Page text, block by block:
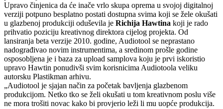
Upravo činjenica da će inače vrlo skupa oprema u svojoj digitalnoj
verziji potpuno besplatno postati dostupna svima koji se žele okušati
u glazbenoj produkciji oduševila je Richija Hawtina koji je rado
prihvatio poziciju kreativnog direktora cijelog projekta. Od
lansiranja beta verzije 2010. godine, Audiotool se neprastano
nadograđivao novim instrumentima, a sredinom prošle godine
osposobljena je i baza za upload samplova koju je prvi iskoristio
upravo Hawtin ponudivši svim korisnicima Audiotoola veliku
autorsku Plastikman arhivu.
„Audiotool je sjajan način za početak bavljenja glazbenom
produkcijom. Netko tko se želi okušati u tom kreativnom poslu više
ne mora trošiti novac kako bi provjerio leži li mu uopće produkcija.